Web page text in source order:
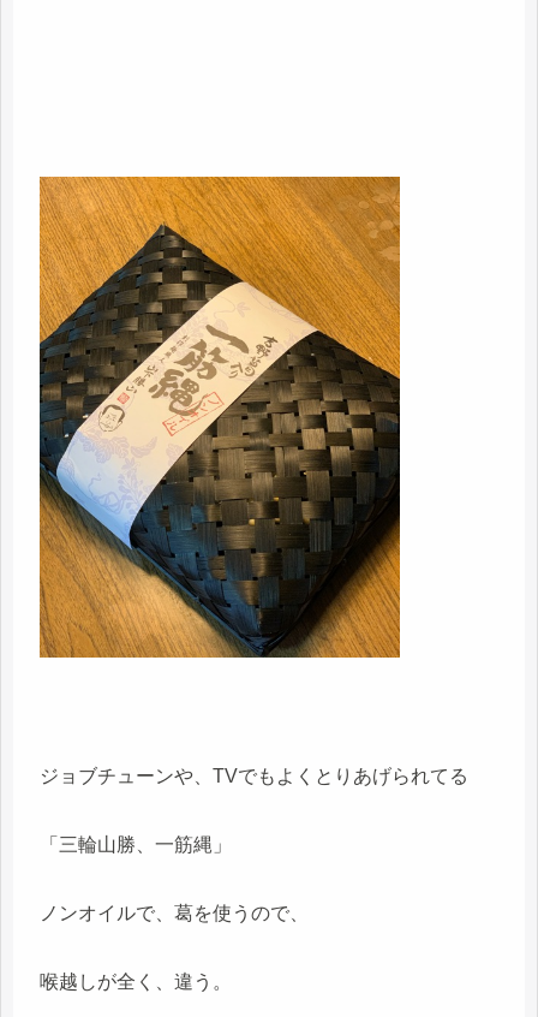
ジョブチューンや、TVでもよくとりあげられてる
「三輪山勝、一筋縄」
ノンオイルで、葛を使うので、
喉越しが全く、違う。